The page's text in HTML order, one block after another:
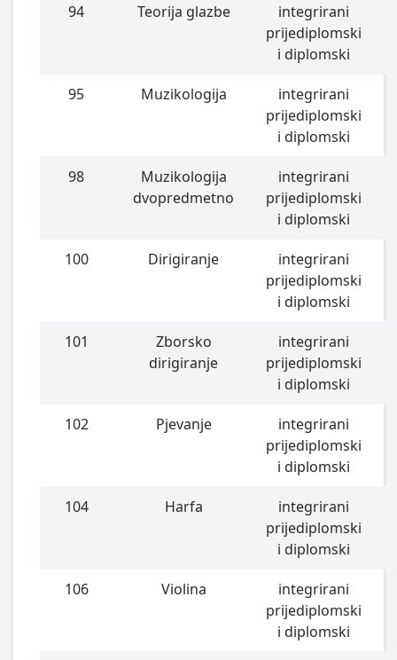
94 Teorija glazbe
integrirani
prijediplomski
i diplomski
95 Muzikologija
integrirani
prijediplomski
i diplomski
98
Muzikologija
dvopredmetno
integrirani
prijediplomski
i diplomski
100 Dirigiranje
integrirani
prijediplomski
i diplomski
101
Zborsko
dirigiranje
integrirani
prijediplomski
i diplomski
102 Pjevanje
integrirani
prijediplomski
i diplomski
104 Harfa
integrirani
prijediplomski
i diplomski
106 Violina
integrirani
prijediplomski
i diplomski